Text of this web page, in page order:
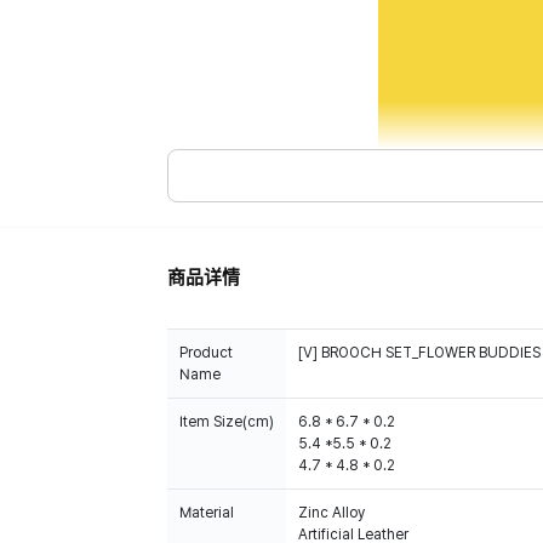
商品详情
Product
Name
[V] BROOCH SET_FLOWER BUDDIES
Item Size(cm)
6.8 * 6.7 * 0.2
5.4 *5.5 * 0.2
4.7 * 4.8 * 0.2
Material
Zinc Alloy
Artificial Leather